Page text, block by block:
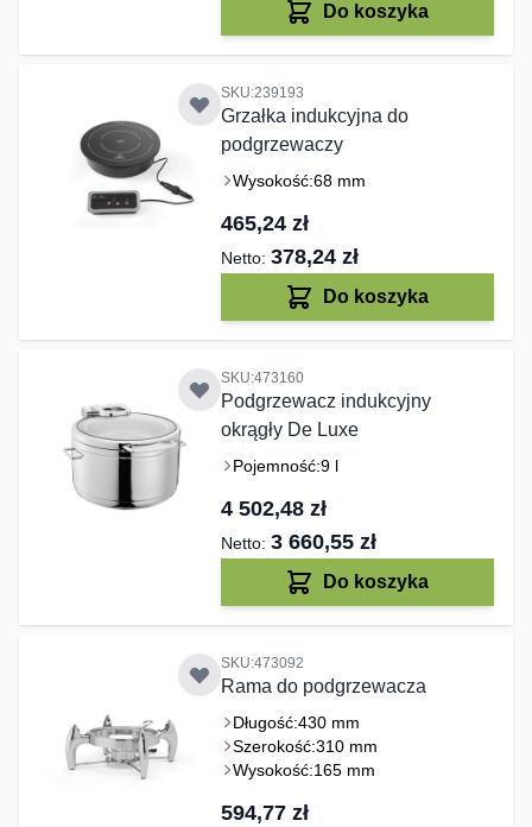
Do koszyka
SKU:239193
Grzałka indukcyjna do
podgrzewaczy
Wysokość:68 mm
465,24 zł
378,24 zł
Do koszyka
SKU:473160
Podgrzewacz indukcyjny
okrągły De Luxe
Pojemność:9 l
4 502,48 zł
3 660,55 zł
Do koszyka
SKU:473092
Rama do podgrzewacza
Długość:430 mm
Szerokość:310 mm
Wysokość:165 mm
594,77 zł